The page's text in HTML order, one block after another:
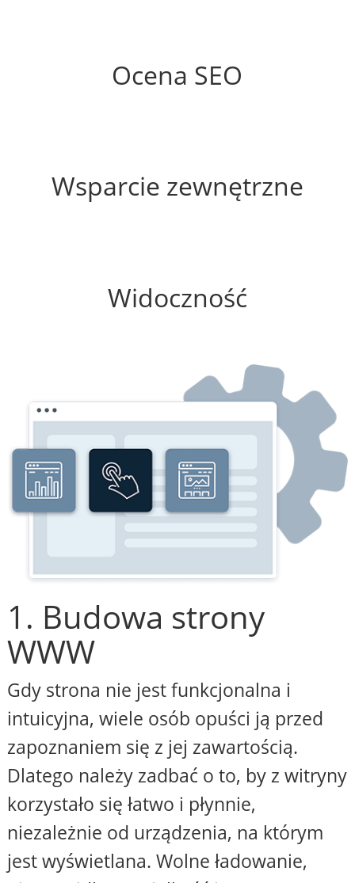
Ocena SEO
Wsparcie zewnętrzne
Widoczność
1. Budowa strony
WWW
Gdy strona nie jest funkcjonalna i
intuicyjna, wiele osób opuści ją przed
zapoznaniem się z jej zawartością.
Dlatego należy zadbać o to, by z witryny
korzystało się łatwo i płynnie,
niezależnie od urządzenia, na którym
jest wyświetlana. Wolne ładowanie,